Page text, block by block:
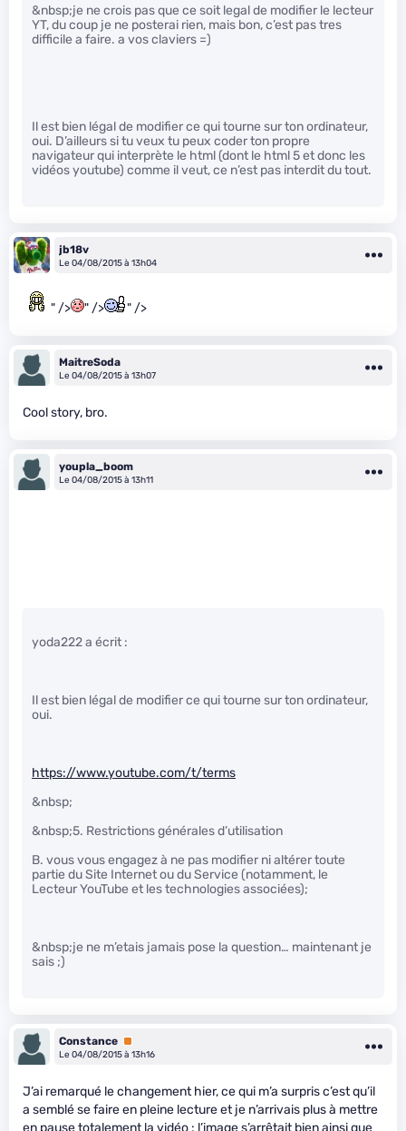
&nbsp;je ne crois pas que ce soit legal de modifier le lecteur
YT, du coup je ne posterai rien, mais bon, c’est pas tres
difficile a faire. a vos claviers =)
Il est bien légal de modifier ce qui tourne sur ton ordinateur,
oui. D’ailleurs si tu veux tu peux coder ton propre
navigateur qui interprète le html (dont le html 5 et donc les
vidéos youtube) comme il veut, ce n’est pas interdit du tout.
jb18v
Le 04/08/2015 à 13h04
" /> " /> " />
MaitreSoda
Le 04/08/2015 à 13h07
Cool story, bro.
youpla_boom
Le 04/08/2015 à 13h11
yoda222 a écrit :
Il est bien légal de modifier ce qui tourne sur ton ordinateur,
oui.
https://www.youtube.com/t/terms
&nbsp;
&nbsp;5. Restrictions générales d’utilisation
B. vous vous engagez à ne pas modifier ni altérer toute
partie du Site Internet ou du Service (notamment, le
Lecteur YouTube et les technologies associées);
&nbsp;je ne m’etais jamais pose la question… maintenant je
sais ;)
Constance Premium
Le 04/08/2015 à 13h16
J’ai remarqué le changement hier, ce qui m’a surpris c’est qu’il
a semblé se faire en pleine lecture et je n’arrivais plus à mettre